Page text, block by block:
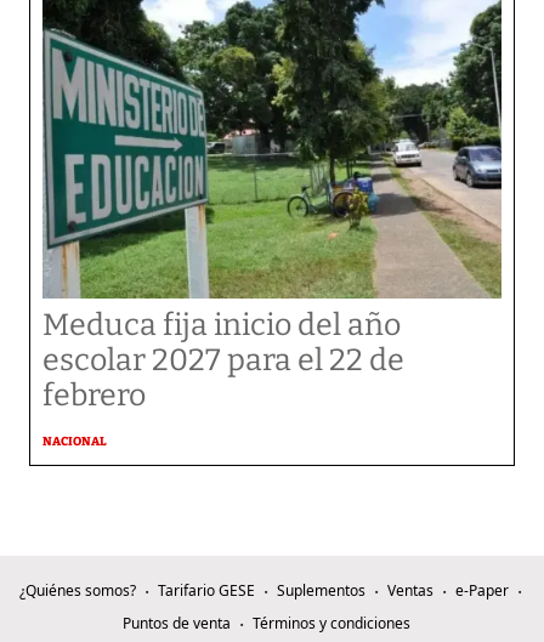
Meduca fija inicio del año
escolar 2027 para el 22 de
febrero
NACIONAL
¿Quiénes somos? Tarifario GESE Suplementos Ventas
e-Paper
Puntos de venta
Términos y condiciones